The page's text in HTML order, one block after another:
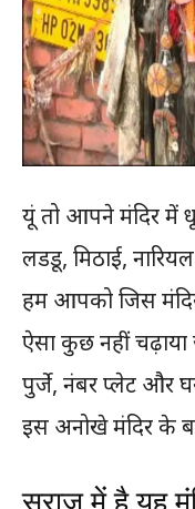
यूं तो आपने मंदिर में
लडडू, मिठाई,
हम आपको जिस
ऐसा कुछ नहीं चढ़ाया
पुर्जे, नंबर प्लेट और
इस अनोखे मंदिर के